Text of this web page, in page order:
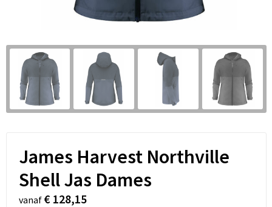
James Harvest Northville
Shell Jas Dames
vanaf € 128,15